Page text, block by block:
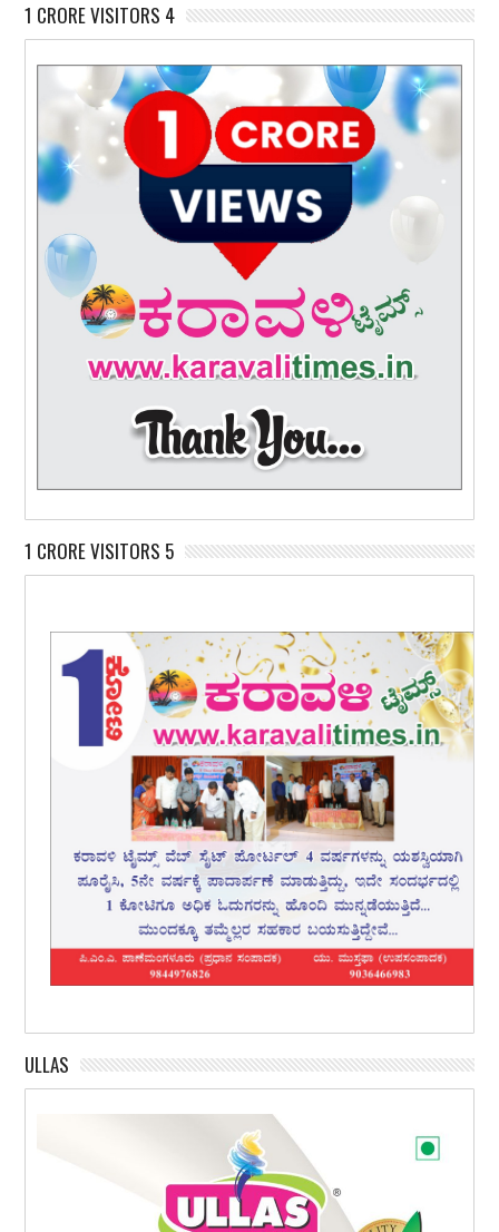
1 CRORE VISITORS 4
1 CRORE VISITORS 5
ULLAS